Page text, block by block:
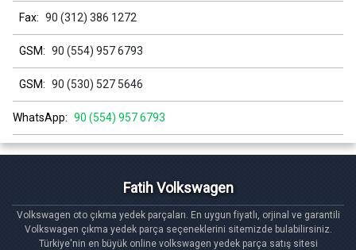
Fax: 90 (312) 386 1272
GSM: 90 (554) 957 6793
GSM: 90 (530) 527 5646
WhatsApp: 90 (554) 957 6793
Fatih Volkswagen
Volkswagen oto çıkma yedek parçaları. En uygun fiyatlı, orjinal ve garantili
Volkswagen çıkma yedek parça seçeneklerini sitemizde bulabilirsiniz.
Türkiye'nin en büyük online volkswagen yedek parça satış sitesi